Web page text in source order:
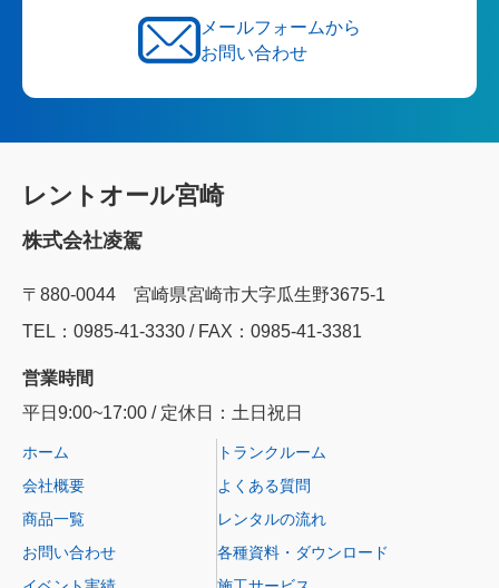
メールフォームから
お問い合わせ
レントオール宮崎
株式会社凌駕
〒880-0044 宮崎県宮崎市大字瓜生野3675-1
TEL：0985‐41‐3330 / FAX：0985-41-3381
営業時間
平日9:00~17:00 / 定休日：土日祝日
ホーム
会社概要
商品一覧
お問い合わせ
トランクルーム
よくある質問
レンタルの流れ
各種資料・ダウンロード